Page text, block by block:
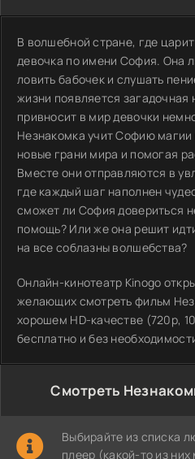
В волшебной стране, где
девочка по имени София. Она
ловить бабочек и слушать
жизни появляется загадочная
привносит в мир девочки
Незнакомка учит Софию магии
новые грани мира и помогая
Вместе они отправляются в
где каждый шаг наполнен
сможет ли София довериться
помощь? Или же она решит
на все соблазны волшебства?
Онлайн-кинотеатр Kinogo
желающих смотреть фильм
хорошем HD-качестве (720p,
бесплатно и без
Смотреть
Выбирайте из списка
плеер (какой-то из